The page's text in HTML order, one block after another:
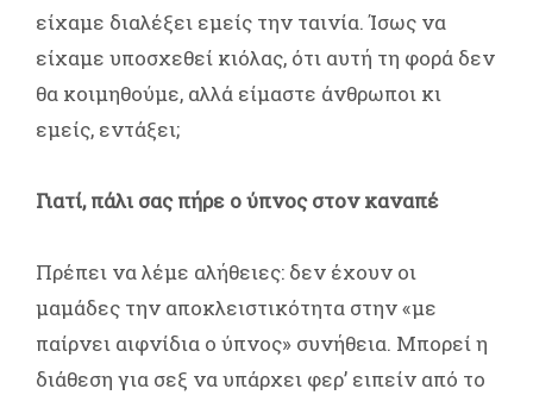
είχαμε διαλέξει εμείς την ταινία. Ίσως να
είχαμε υποσχεθεί κιόλας, ότι αυτή τη φορά δεν
θα κοιμηθούμε, αλλά είμαστε άνθρωποι κι
εμείς, εντάξει;
Γιατί, πάλι σας πήρε ο ύπνος στον καναπέ
Πρέπει να λέμε αλήθειες: δεν έχουν οι
μαμάδες την αποκλειστικότητα στην «με
παίρνει αιφνίδια ο ύπνος» συνήθεια. Μπορεί η
διάθεση για σεξ να υπάρχει φερ’ ειπείν από το